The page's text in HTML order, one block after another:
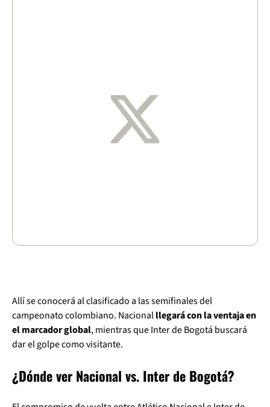
Allí se conocerá al clasificado a las semifinales del
campeonato colombiano. Nacionalllegará con la ventaja en
el marcador global, mientras que Inter de Bogotá buscará
dar el golpe como visitante.
¿Dónde ver Nacional vs. Inter de Bogotá?